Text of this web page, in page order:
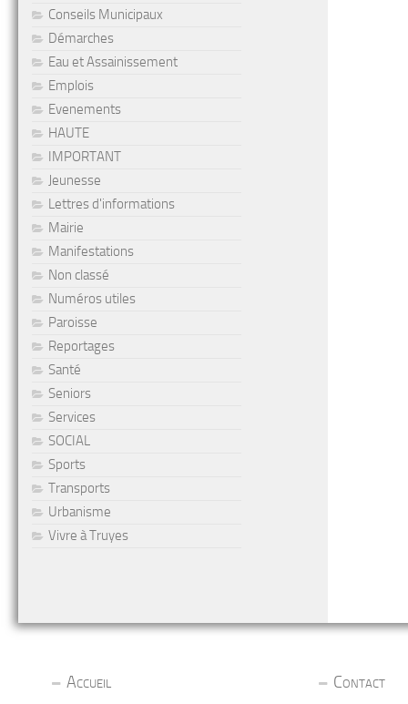
Conseils Municipaux
Démarches
Eau et Assainissement
Emplois
Evenements
HAUTE
IMPORTANT
Jeunesse
Lettres d'informations
Mairie
Manifestations
Non classé
Numéros utiles
Paroisse
Reportages
Santé
Seniors
Services
SOCIAL
Sports
Transports
Urbanisme
Vivre à Truyes
Accueil
Contact